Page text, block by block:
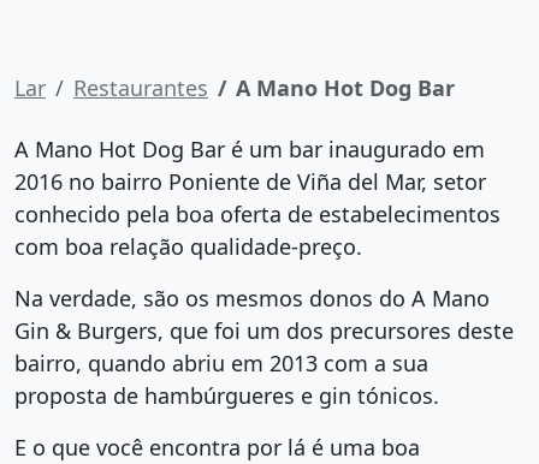
Lar Restaurantes A Mano Hot Dog Bar
A Mano Hot Dog Bar é um bar inaugurado em
2016 no bairro Poniente de Viña del Mar, setor
conhecido pela boa oferta de estabelecimentos
com boa relação qualidade-preço.
Na verdade, são os mesmos donos do A Mano
Gin & Burgers, que foi um dos precursores deste
bairro, quando abriu em 2013 com a sua
proposta de hambúrgueres e gin tónicos.
E o que você encontra por lá é uma boa